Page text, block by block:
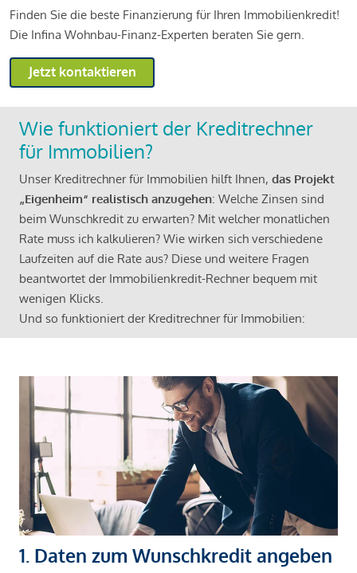
Finden Sie die beste Finanzierung für Ihren Immobilienkredit!
Die Infina Wohnbau-Finanz-Experten beraten Sie gern.
Jetzt kontaktieren
Wie funktioniert der Kreditrechner
für Immobilien?
Unser Kreditrechner für Immobilien hilft Ihnen, das Projekt
„Eigenheim“ realistisch anzugehen: Welche Zinsen sind
beim Wunschkredit zu erwarten? Mit welcher monatlichen
Rate muss ich kalkulieren? Wie wirken sich verschiedene
Laufzeiten auf die Rate aus? Diese und weitere Fragen
beantwortet der Immobilienkredit-Rechner bequem mit
wenigen Klicks.
Und so funktioniert der Kreditrechner für Immobilien:
1. Daten zum Wunschkredit angeben